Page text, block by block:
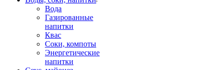
Вода
Газированные
напитки
Квас
Соки, компоты
Энергетические
напитки